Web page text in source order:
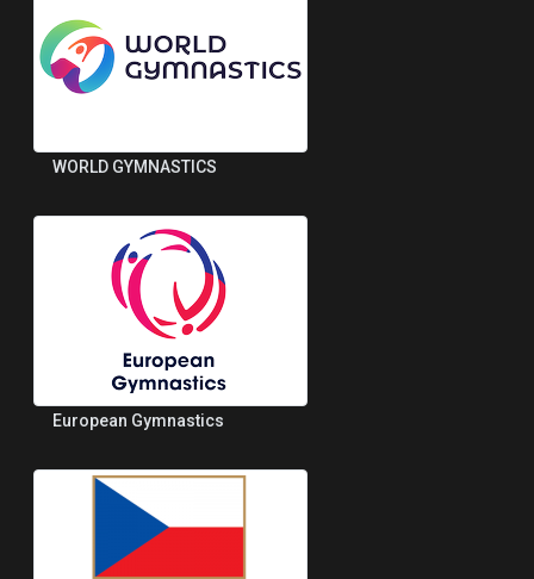
WORLD GYMNASTICS
European Gymnastics